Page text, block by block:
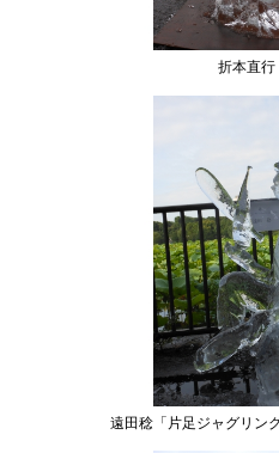
折本直行
遠田稔「片足ジャグリン